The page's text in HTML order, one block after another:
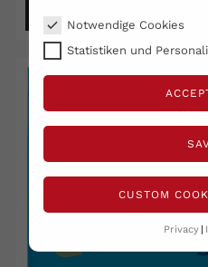
Notwendige Cookies
Statistiken und
CUSTOM
Privacy